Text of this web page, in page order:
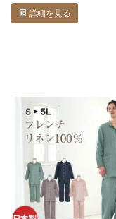
詳細を見る